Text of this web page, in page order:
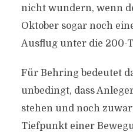
nicht wundern, wenn
Oktober sogar noch
Ausflug unter die 200-
Für Behring bedeutet
unbedingt, dass
stehen und noch
Tiefpunkt einer